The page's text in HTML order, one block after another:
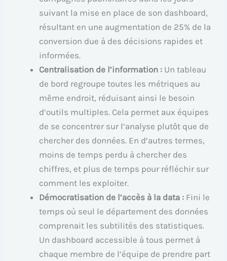
suivant la mise en place de son dashboard,
résultant en une augmentation de 25% de la
conversion due à des décisions rapides et
informées.
Centralisation de l’information : Un tableau
de bord regroupe toutes les métriques au
même endroit, réduisant ainsi le besoin
d’outils multiples. Cela permet aux équipes
de se concentrer sur l’analyse plutôt que de
chercher des données. En d’autres termes,
moins de temps perdu à chercher des
chiffres, et plus de temps pour réfléchir sur
comment les exploiter.
Démocratisation de l’accès à la data : Fini le
temps où seul le département des données
comprenait les subtilités des statistiques.
Un dashboard accessible à tous permet à
chaque membre de l’équipe de prendre part